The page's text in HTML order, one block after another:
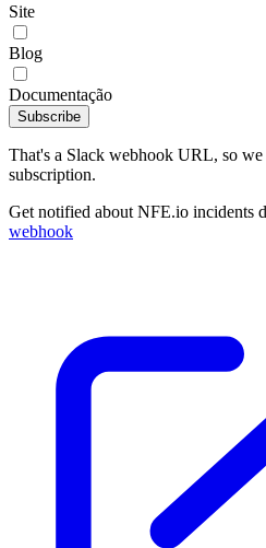
Site
Blog
Documentação
Subscribe
That's a Slack webhook URL, so
subscription.
Get notified about NFE.io incidents
webhook